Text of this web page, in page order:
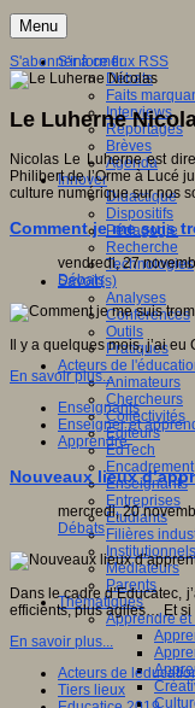
Menu
S'informer
Débats
Faits
Interviews
Reportages
Brèves
Agenda
Innover
Didactique
Dispositifs
Pédagogie
Recherche
Technologies
Savoir(s)
Analyses
Conférences
Outils
Pratiques
Acteurs de
Animateurs
Chercheurs
Collectivités
Editeurs
EdTech
Encadrement
Enseignants
Entreprises
Etudiants
Filières
Institutionnels
Médiateurs
Parents
Thématiques
Apprendre
S'abonner à ce flux RSS
Le Luherne
Nicolas Le Luherne est
Philibert de l’Orme à Lucé
culture numérique sur nos
Comment je me suis
vendredi, 27
Débats
Il y a quelques mois, j’ai
En savoir plus...
Enseignants
Enseigner et
Apprendre
Nouveaux lieux
mercredi, 20
Débats
Dans le cadre d’Educatec,
efficients, plus agiles… Et si
En savoir plus...
Acteurs de
Tiers lieux